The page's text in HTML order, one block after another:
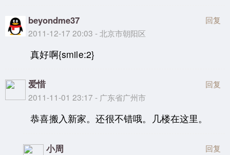
beyondme37
2011-12-17 20:03 - 北京市朝阳区
回复
真好啊{smile:2}
爱惜
2011-11-01 23:17 - 广东省广州市
回复
恭喜搬入新家。还很不错哦。几楼在这里。
小周 回复